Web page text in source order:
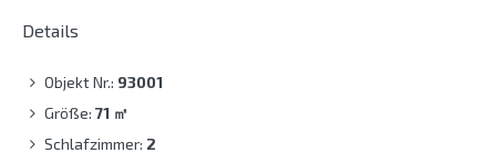
Details
Objekt Nr.: 93001
Größe: 71 ㎡
Schlafzimmer: 2